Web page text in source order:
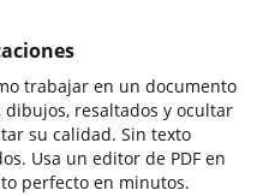
trabajar en un documento
dibujos, resaltados y ocultar
su calidad. Sin texto
Usa un editor de PDF en
perfecto en minutos.